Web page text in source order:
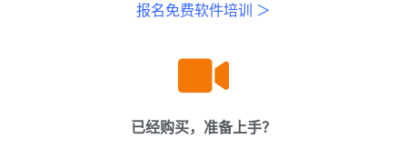
报名免费软件培训 ＞
已经购买，准备上手？